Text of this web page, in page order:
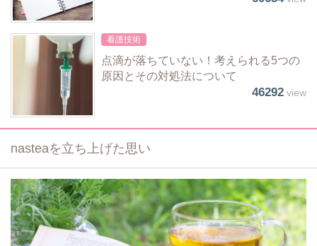
看護技術
点滴が落ちていない！考えられる5つの
原因とその対処法について
46292view
nasteaを立ち上げた思い